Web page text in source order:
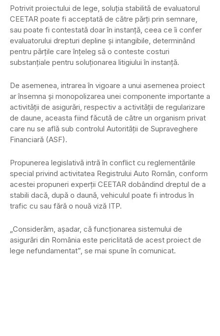
Potrivit proiectului de lege, soluţia stabilită de evaluatorul
CEETAR poate fi acceptată de către părţi prin semnare,
sau poate fi contestată doar în instanţă, ceea ce îi confer
evaluatorului drepturi depline şi intangibile, determinând
pentru părţile care înţeleg să o conteste costuri
substanţiale pentru soluţionarea litigiului în instanţă.
De asemenea, intrarea în vigoare a unui asemenea proiect
ar însemna şi monopolizarea unei componente importante a
activităţii de asigurări, respectiv a activităţii de regularizare
de daune, aceasta fiind făcută de către un organism privat
care nu se află sub controlul Autorităţii de Supraveghere
Financiară (ASF).
Propunerea legislativă intră în conflict cu reglementările
special privind activitatea Registrului Auto Român, conform
acestei propuneri experţii CEETAR dobândind dreptul de a
stabili dacă, după o daună, vehiculul poate fi introdus în
trafic cu sau fără o nouă viză ITP.
„Considerăm, aşadar, că funcţionarea sistemului de
asigurări din România este periclitată de acest proiect de
lege nefundamentat”, se mai spune în comunicat.